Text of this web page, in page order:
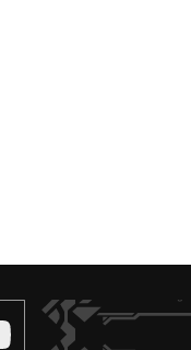
ヴァンガードch